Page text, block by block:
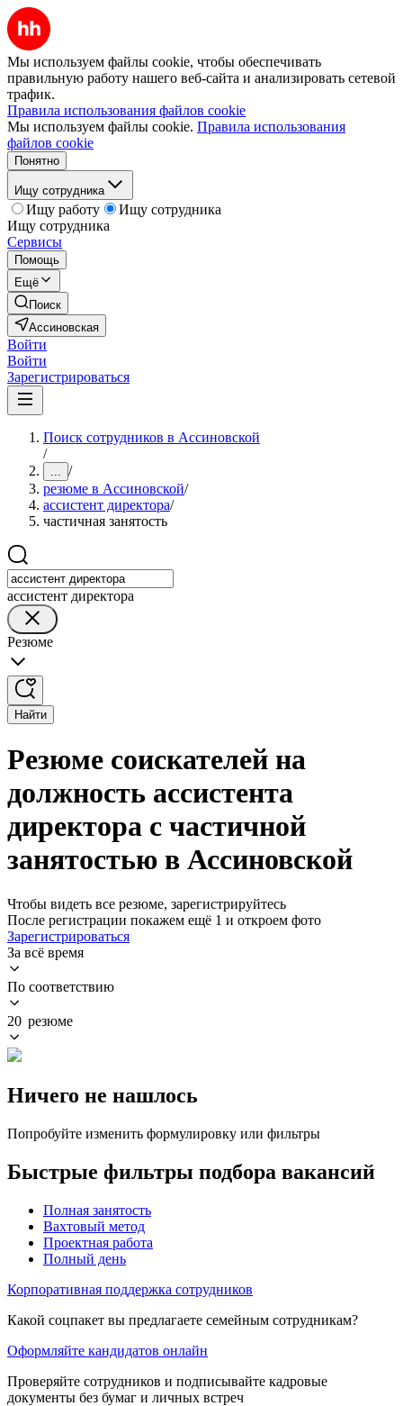
Мы используем файлы cookie, чтобы обеспечивать
правильную работу нашего веб-сайта и анализировать сетевой
трафик.
Правила использования файлов cookie
Мы используем файлы cookie. Правила использования
файлов cookie
Понятно
Ищу сотрудника
Ищу работу
Ищу сотрудника
Ищу сотрудника
Сервисы
Помощь
Ещё
Поиск
Ассиновская
Войти
Войти
Зарегистрироваться
Поиск сотрудников в Ассиновской
/
... /
резюме в Ассиновской/
ассистент директора/
частичная занятость
ассистент директора
Резюме
Найти
Резюме соискателей на
должность ассистента
директора с частичной
занятостью в Ассиновской
Чтобы видеть все резюме, зарегистрируйтесь
После регистрации покажем ещё 1 и откроем фото
Зарегистрироваться
За всё время
По соответствию
20 резюме
Ничего не нашлось
Попробуйте изменить формулировку или фильтры
Быстрые фильтры подбора вакансий
Полная занятость
Вахтовый метод
Проектная работа
Полный день
Корпоративная поддержка сотрудников
Какой соцпакет вы предлагаете семейным сотрудникам?
Оформляйте кандидатов онлайн
Проверяйте сотрудников и подписывайте кадровые
документы без бумаг и личных встреч